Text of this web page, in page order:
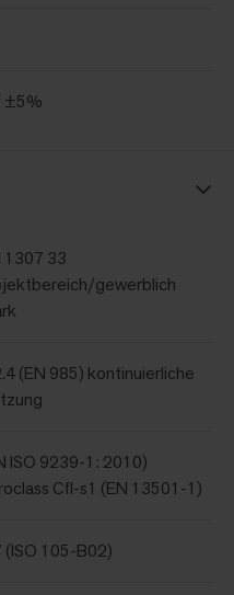
±5%
1307 33
gewerblich
(EN 985) kontinuierliche
ISO 9239-1: 2010)
Cfl-s1 (EN 13501-1)
(ISO 105-B02)